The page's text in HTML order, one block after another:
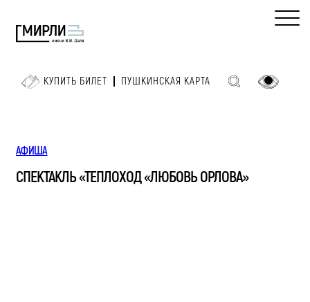
КУПИТЬ БИЛЕТ ПУШКИНСКАЯ КАРТА
АФИША
СПЕКТАКЛЬ «ТЕПЛОХОД «ЛЮБОВЬ ОРЛОВА»